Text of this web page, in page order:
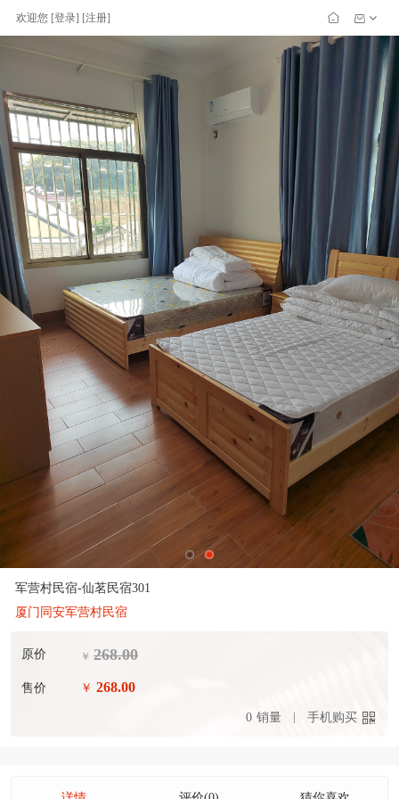
欢迎您 [登录] [注册]
军营村民宿-仙茗民宿301
厦门同安军营村民宿
原价 ￥ 268.00
售价 ￥ 268.00
0 销量 手机购买